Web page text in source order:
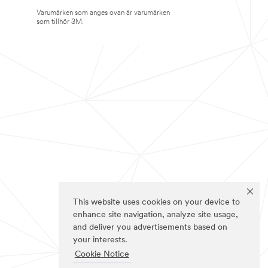
This website uses cookies on your device to
enhance site navigation, analyze site usage,
and deliver you advertisements based on
your interests.
Cookie Notice
Varumärken som anges ovan är varumärken
som tillhör 3M.